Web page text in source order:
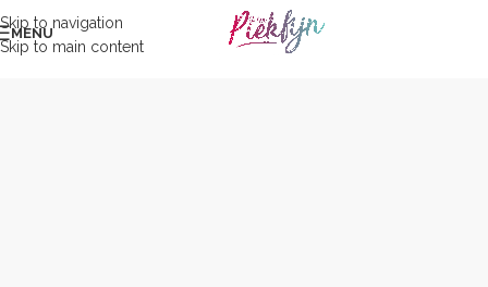
Skip to navigation
Skip to main content
MENU